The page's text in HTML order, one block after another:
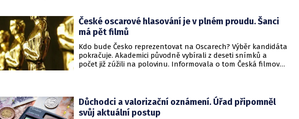
České oscarové hlasování je v plném proudu. Šanci
má pět filmů
Kdo bude Česko reprezentovat na Oscarech? Výběr kandidáta
pokračuje. Akademici původně vybírali z deseti snímků a
počet již zúžili na polovinu. Informovala o tom Česká filmová
Důchodci a valorizační oznámení. Úřad připomněl
svůj aktuální postup